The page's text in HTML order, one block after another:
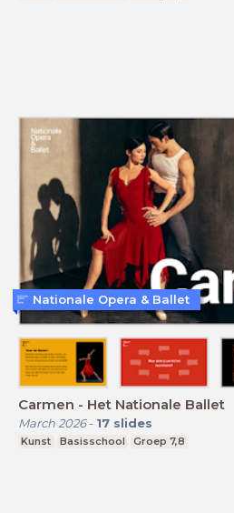
Carmen - Het Nationale Ballet
March 2026- 17 slides
Kunst Basisschool Groep 7,8
Nationale Opera & Ballet